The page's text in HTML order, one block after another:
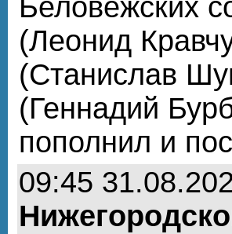
Беловежских
(Леонид
(Станислав
(Геннадий
пополнил и
09:45